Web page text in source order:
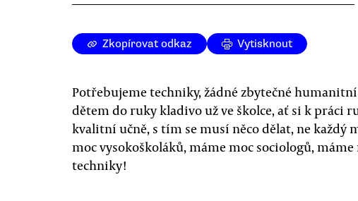
Zkopírovat odkaz Vytisknout
Potřebujeme techniky, žádné zbytečné humanitní
dětem do ruky kladivo už ve školce, ať si k práci
kvalitní učně, s tím se musí něco dělat, ne
moc vysokoškoláků, máme moc sociologů,
techniky!